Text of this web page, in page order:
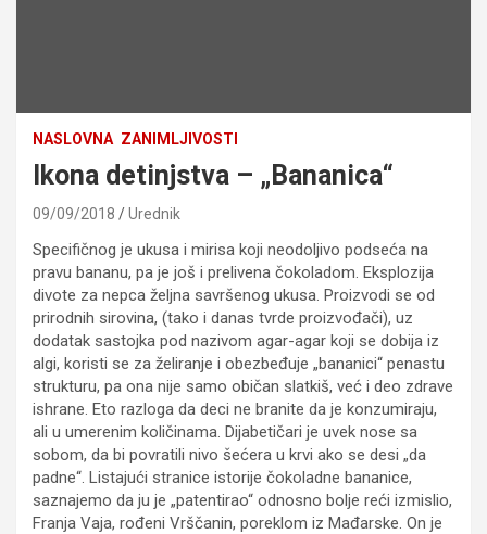
NASLOVNA ZANIMLJIVOSTI
Ikona detinjstva – „Bananica“
09/09/2018 Urednik
Specifičnog je ukusa i mirisa koji neodoljivo podseća na
pravu bananu, pa je još i prelivena čokoladom. Eksplozija
divote za nepca željna savršenog ukusa. Proizvodi se od
prirodnih sirovina, (tako i danas tvrde proizvođači), uz
dodatak sastojka pod nazivom agar-agar koji se dobija iz
algi, koristi se za želiranje i obezbeđuje „bananici“ penastu
strukturu, pa ona nije samo običan slatkiš, već i deo zdrave
ishrane. Eto razloga da deci ne branite da je konzumiraju,
ali u umerenim količinama. Dijabetičari je uvek nose sa
sobom, da bi povratili nivo šećera u krvi ako se desi „da
padne“. Listajući stranice istorije čokoladne bananice,
saznajemo da ju je „patentirao“ odnosno bolje reći izmislio,
Franja Vaja, rođeni Vrščanin, poreklom iz Mađarske. On je